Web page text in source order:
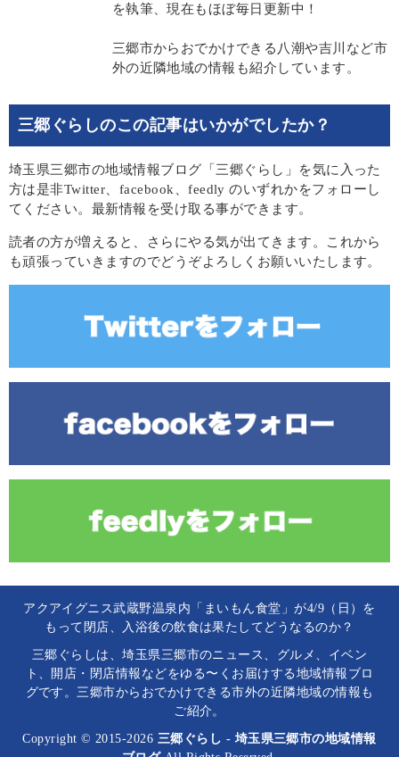
を執筆、現在もほぼ毎日更新中！
三郷市からおでかけできる八潮や吉川など市
外の近隣地域の情報も紹介しています。
三郷ぐらしのこの記事はいかがでしたか？
埼玉県三郷市の地域情報ブログ「三郷ぐらし」を気に入った
方は是非Twitter、facebook、feedly のいずれかをフォローし
てください。最新情報を受け取る事ができます。
読者の方が増えると、さらにやる気が出てきます。これから
も頑張っていきますのでどうぞよろしくお願いいたします。
アクアイグニス武蔵野温泉内「まいもん食堂」が4/9（日）を
もって閉店、入浴後の飲食は果たしてどうなるのか？
三郷ぐらしは、埼玉県三郷市のニュース、グルメ、イベン
ト、開店・閉店情報などをゆる〜くお届けする地域情報ブロ
グです。三郷市からおでかけできる市外の近隣地域の情報も
ご紹介。
Copyright © 2015-2026 三郷ぐらし - 埼玉県三郷市の地域情報